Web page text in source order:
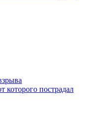
которого пострадал